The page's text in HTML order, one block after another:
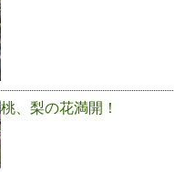
桃、梨の花満開！